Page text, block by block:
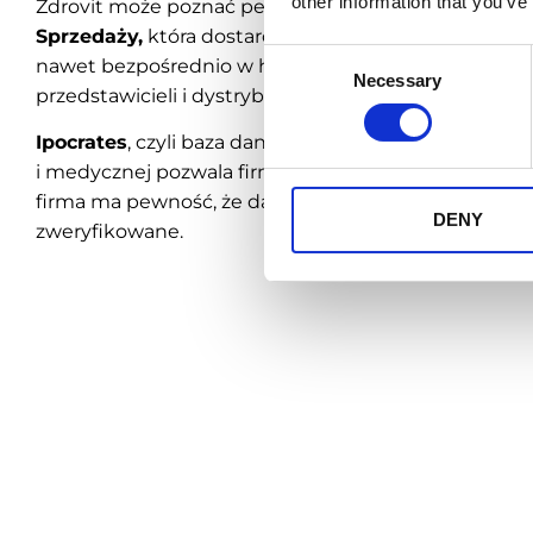
Consent
Necessary
DENY
Zdrovit może poznać pełny obraz swojej sprzedaży
Sprzedaży, która dostarcza danych o punktach,
nawet bezpośrednio w hurtowni. Dzięki temu
przedstawicieli i dystrybutorów na podstawie
Ipocrates, czyli baza danych teleadresowych
i medycznej pozwala firmie Zdrovit dotrzeć do
firma ma pewność, że dane klientów, które posiada
zweryfikowane.